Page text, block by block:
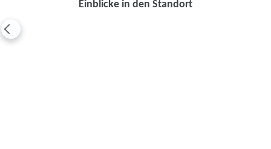
Einblicke in den Standort